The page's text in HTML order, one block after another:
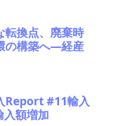
転換点、廃棄時
の構築へ―経産
Report #11輸入
額増加